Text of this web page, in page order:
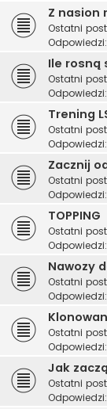
Z nasion
Ostatni
Odpowiedzi:
Ile rosną
Ostatni
Odpowiedzi:
Trening
Ostatni
Odpowiedzi:
Zacznij
Ostatni
Odpowiedzi:
TOPPING
Ostatni
Odpowiedzi:
Nawozy
Ostatni
Odpowiedzi:
Ostatni
Odpowiedzi:
Jak
Ostatni
Odpowiedzi: